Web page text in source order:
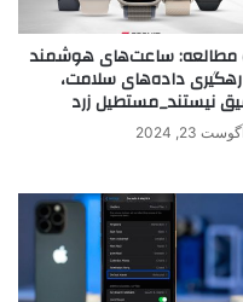
مطالعه: ساعت‌های هوشمند
داده‌های سلامت،
نیستند_مستطیل زرد
23, 2024